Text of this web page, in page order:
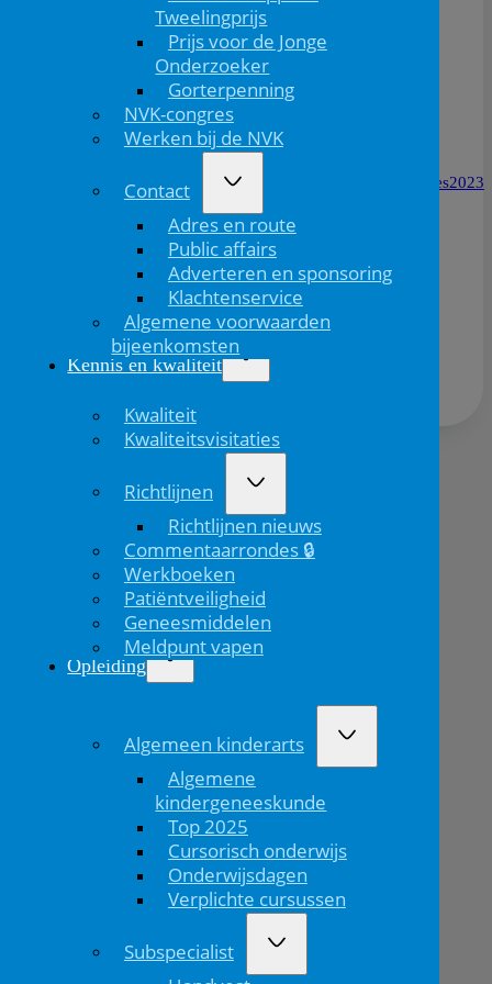
Tweelingprijs
Prijs voor de Jonge
Onderzoeker
Gorterpenning
NVK-congres
Werken bij de NVK
Contact
Adres en route
Public affairs
Adverteren en sponsoring
Klachtenservice
Algemene voorwaarden
bijeenkomsten
Kennis en kwaliteit
Kwaliteit
Kwaliteitsvisitaties
Richtlijnen
Richtlijnen nieuws
Commentaarrondes 🔒
Werkboeken
Patiëntveiligheid
Geneesmiddelen
Meldpunt vapen
Opleiding
Algemeen kinderarts
Algemene
kindergeneeskunde
Top 2025
Cursorisch onderwijs
Onderwijsdagen
Verplichte cursussen
Subspecialist
beleidsmakers en overige geïnteresseerden.
€100 excl. BTW
Aanmelden:
https://fd10.formdesk.com/groentenfruithuis/groentecongres2023
Deel dit bericht via: